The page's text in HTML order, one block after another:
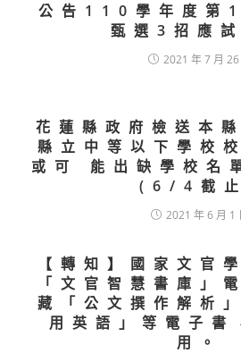
公告110學年度第1
甄選3招應試
2021 年 7 月 26
花蓮縣政府檢送本
縣立中等以下學校
或可 能出缺學校名
(6/4截
2021 年 6 月 1
【轉知】國家文官
「文官智慧書庫」
藏「公文撰作解析
用英語」等電子書
用。